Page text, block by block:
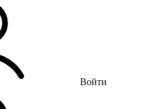
Войти